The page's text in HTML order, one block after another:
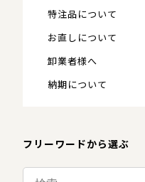
特注品について
お直しについて
卸業者様へ
納期について
フリーワードから選ぶ